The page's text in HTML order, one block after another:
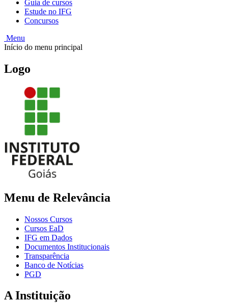
Guia de cursos
Estude no IFG
Concursos
Menu
Início do menu principal
Logo
Menu de Relevância
Nossos Cursos
Cursos EaD
IFG em Dados
Documentos Institucionais
Transparência
Banco de Notícias
PGD
A Instituição